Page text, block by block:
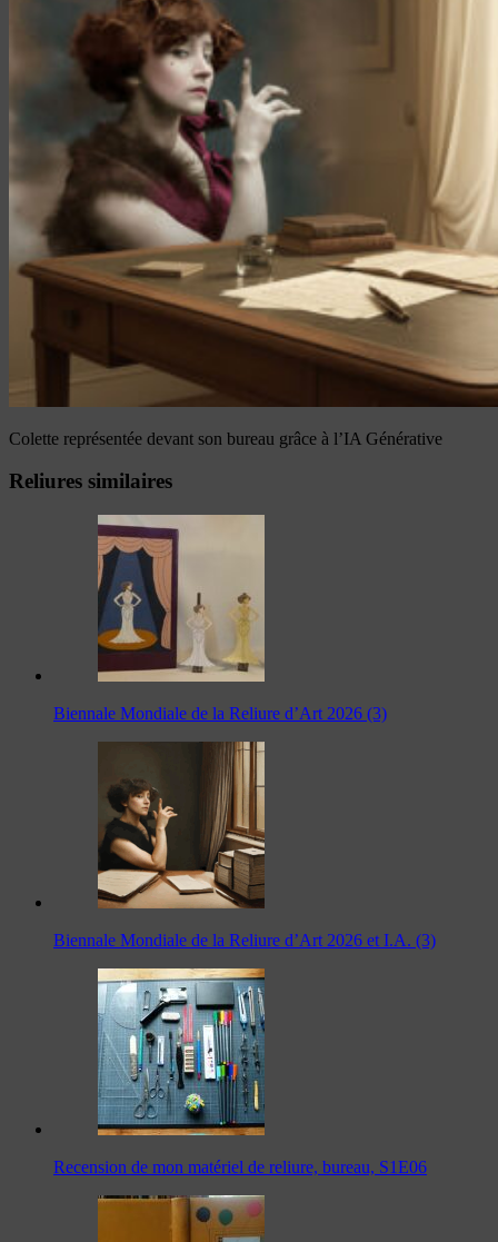
Colette représentée devant son bureau grâce à l’IA Générative
Reliures similaires
Biennale Mondiale de la Reliure d’Art 2026 (3)
Biennale Mondiale de la Reliure d’Art 2026 et I.A. (3)
Recension de mon matériel de reliure, bureau, S1E06